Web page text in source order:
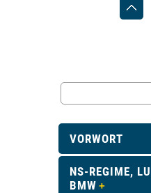
VORWORT
NS-REGIME,
BMW